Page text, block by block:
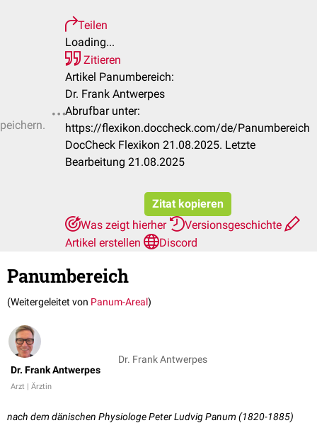
Teilen
Loading...
Zitieren
Artikel Panumbereich:
Dr. Frank Antwerpes
Abrufbar unter:
https://flexikon.doccheck.com/de/Panumbereich
DocCheck Flexikon 21.08.2025. Letzte
Bearbeitung 21.08.2025
Zitat kopieren
Was zeigt hierher
Versionsgeschichte
Artikel erstellen
Discord
Panumbereich
(Weitergeleitet von Panum-Areal)
Dr. Frank Antwerpes
Arzt | Ärztin
Dr. Frank Antwerpes
nach dem dänischen Physiologe Peter Ludvig Panum (1820-1885)